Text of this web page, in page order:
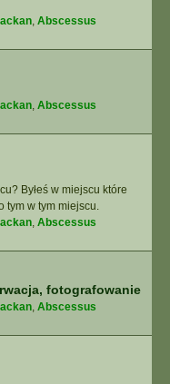
, Abscessus
, Abscessus
Byłeś w miejscu które
tym w tym miejscu.
, Abscessus
fotografowanie
, Abscessus